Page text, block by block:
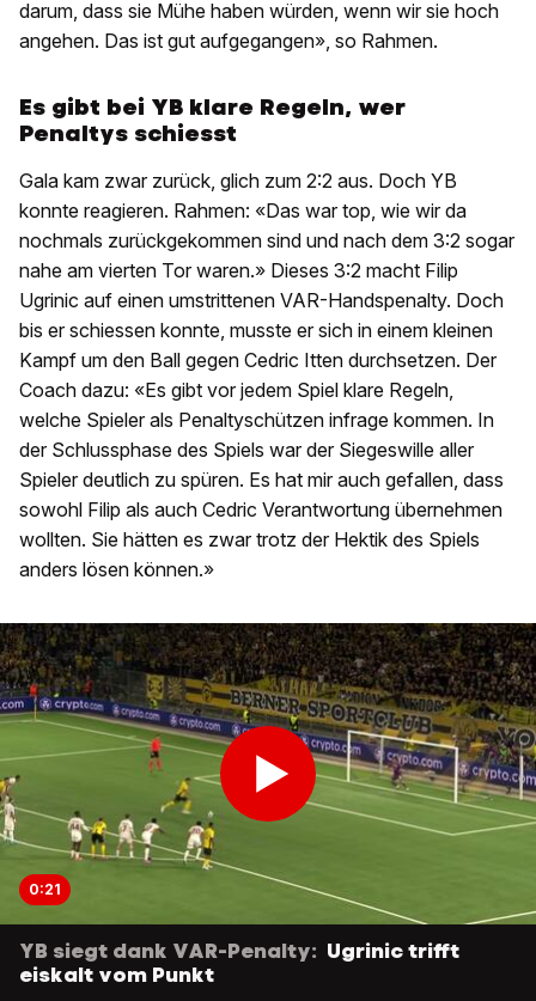
darum, dass sie Mühe haben würden, wenn wir sie hoch
angehen. Das ist gut aufgegangen», so Rahmen.
Es gibt bei YB klare Regeln, wer
Penaltys schiesst
Gala kam zwar zurück, glich zum 2:2 aus. Doch YB
konnte reagieren. Rahmen: «Das war top, wie wir da
nochmals zurückgekommen sind und nach dem 3:2 sogar
nahe am vierten Tor waren.» Dieses 3:2 macht Filip
Ugrinic auf einen umstrittenen VAR-Handspenalty. Doch
bis er schiessen konnte, musste er sich in einem kleinen
Kampf um den Ball gegen Cedric Itten durchsetzen. Der
Coach dazu: «Es gibt vor jedem Spiel klare Regeln,
welche Spieler als Penaltyschützen infrage kommen. In
der Schlussphase des Spiels war der Siegeswille aller
Spieler deutlich zu spüren. Es hat mir auch gefallen, dass
sowohl Filip als auch Cedric Verantwortung übernehmen
wollten. Sie hätten es zwar trotz der Hektik des Spiels
anders lösen können.»
0:21
YB siegt dank VAR-Penalty: Ugrinic trifft
eiskalt vom Punkt